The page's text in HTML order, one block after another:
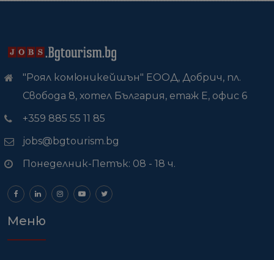
"Роял комюникейшън" ЕООД, Добрич, пл.
Свобода 8, хотел България, етаж Е, офис 6
+359 885 55 11 85
jobs@bgtourism.bg
Понеделник-Петък: 08 - 18 ч.
Меню